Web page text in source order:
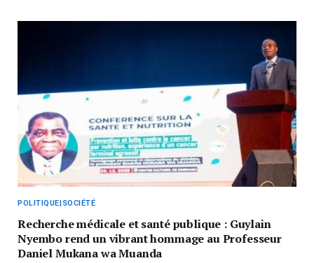
POLITIQUE|SOCIÉTÉ
Recherche médicale et santé publique : Guylain
Nyembo rend un vibrant hommage au Professeur
Daniel Mukana wa Muanda